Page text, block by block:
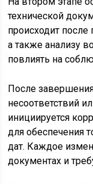
технической
происходит после
а также анализу
повлиять на
После
несоответствий
инициируется
для обеспечения
дат. Каждое
документах и